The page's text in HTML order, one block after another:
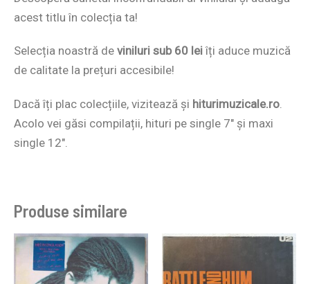
acest titlu în colecția ta!
Selecția noastră de viniluri sub 60 leiîți aduce muzică
de calitate la prețuri accesibile!
Dacă îți plac colecțiile, vizitează și hiturimuzicale.ro
Acolo vei găsi compilații, hituri pe single 7″ și maxi
single 12″.
Produse similare